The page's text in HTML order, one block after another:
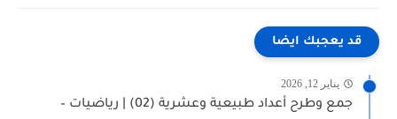
قد يعجبك ايضا
يناير 12, 2026
جمع وطرح أعداد طبيعية وعشرية (02) | رياضيات –